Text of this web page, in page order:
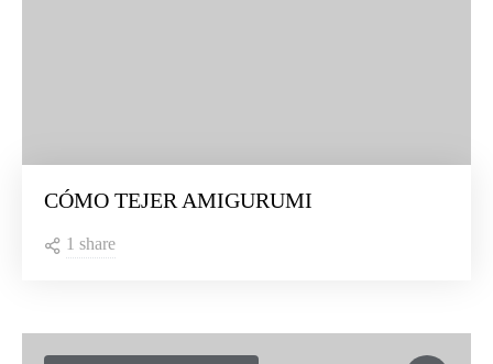
CÓMO TEJER AMIGURUMI
1 share